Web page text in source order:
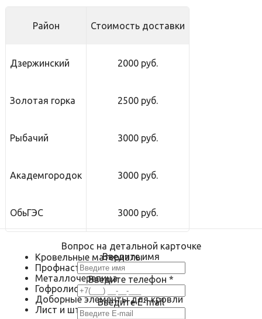
Район Стоимость доставки
Дзержинский 2000 руб.
Золотая горка 2500 руб.
Рыбачий 3000 руб.
Академгородок 3000 руб.
ОбьГЭС 3000 руб.
Вопрос на детальной карточке
Введите имя
Введите телефон *
Введите E-mail
Кровельные материалы
Профнастил
Металлочерепица
Гофролист
Доборные элементы для кровли
Лист и штрипс